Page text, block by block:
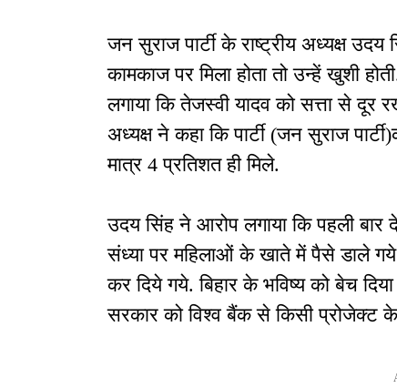
जन सुराज पार्टी के राष्ट्रीय अध्यक्ष
कामकाज पर मिला होता तो उन्हें खुशी
लगाया कि तेजस्वी यादव को सत्ता से दूर
अध्यक्ष ने कहा कि पार्टी (जन सुराज
मात्र 4 प्रतिशत ही मिले.
उदय सिंह ने आरोप लगाया कि पहली बार
संध्या पर महिलाओं के खाते में पैसे डाले
कर दिये गये. बिहार के भविष्य को बेच
सरकार को विश्व बैंक से किसी प्रोजेक्ट के